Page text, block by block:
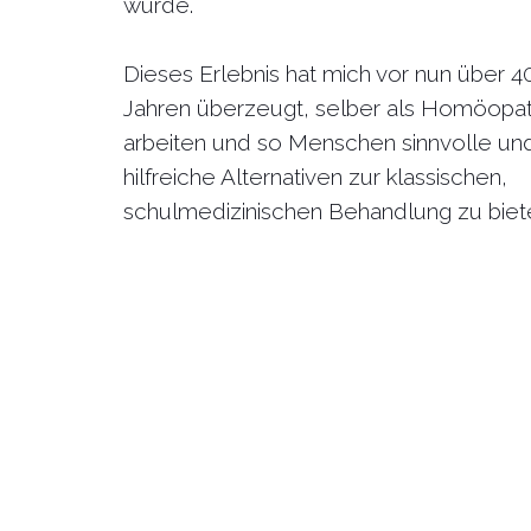
Dieses Erlebnis hat mich vor nun über
Jahren überzeugt, selber als
arbeiten und so Menschen sinnvolle
hilfreiche Alternativen zur klassischen,
schulmedizinischen Behandlung zu